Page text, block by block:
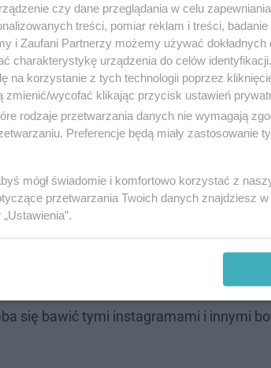
dystans. Postawa Maryli Rodowicz
za muzykę którą tworzy, ale przede
i żywa legenda! Dawid Kwiatkowski w
stwierdziła że z folią czy bez i tak
się bawić tymi instagramami i innymi
czy dane przeglądania w celu zapewniania
treści, pomiar reklam i treści, badanie
i Zaufani Partnerzy możemy używać dokładnych
charakterystykę urządzenia do celów
na korzystanie z tych technologii poprzez
zmienić/wycofać klikając przycisk ustawień
rodzaje przetwarzania danych nie wymagają
Preferencje będą miały zastosowanie
mógł świadomie i komfortowo korzystać z
przetwarzania Twoich danych znajdziesz w